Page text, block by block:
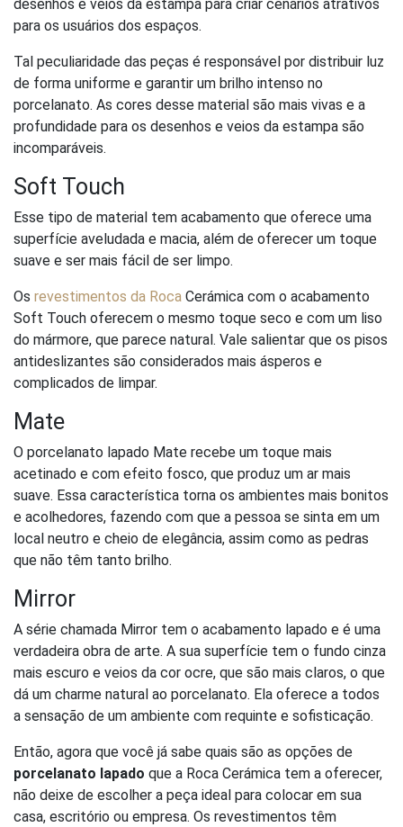
desenhos e veios da estampa para criar cenários atrativos
para os usuários dos espaços.
Tal peculiaridade das peças é responsável por distribuir luz
de forma uniforme e garantir um brilho intenso no
porcelanato. As cores desse material são mais vivas e a
profundidade para os desenhos e veios da estampa são
incomparáveis.
Soft Touch
Esse tipo de material tem acabamento que oferece uma
superfície aveludada e macia, além de oferecer um toque
suave e ser mais fácil de ser limpo.
Os revestimentos da Roca Cerámica com o acabamento
Soft Touch oferecem o mesmo toque seco e com um liso
do mármore, que parece natural. Vale salientar que os pisos
antideslizantes são considerados mais ásperos e
complicados de limpar.
Mate
O porcelanato lapado Mate recebe um toque mais
acetinado e com efeito fosco, que produz um ar mais
suave. Essa característica torna os ambientes mais bonitos
e acolhedores, fazendo com que a pessoa se sinta em um
local neutro e cheio de elegância, assim como as pedras
que não têm tanto brilho.
Mirror
A série chamada Mirror tem o acabamento lapado e é uma
verdadeira obra de arte. A sua superfície tem o fundo cinza
mais escuro e veios da cor ocre, que são mais claros, o que
dá um charme natural ao porcelanato. Ela oferece a todos
a sensação de um ambiente com requinte e sofisticação.
Então, agora que você já sabe quais são as opções de
porcelanato lapado que a Roca Cerámica tem a oferecer,
não deixe de escolher a peça ideal para colocar em sua
casa, escritório ou empresa. Os revestimentos têm